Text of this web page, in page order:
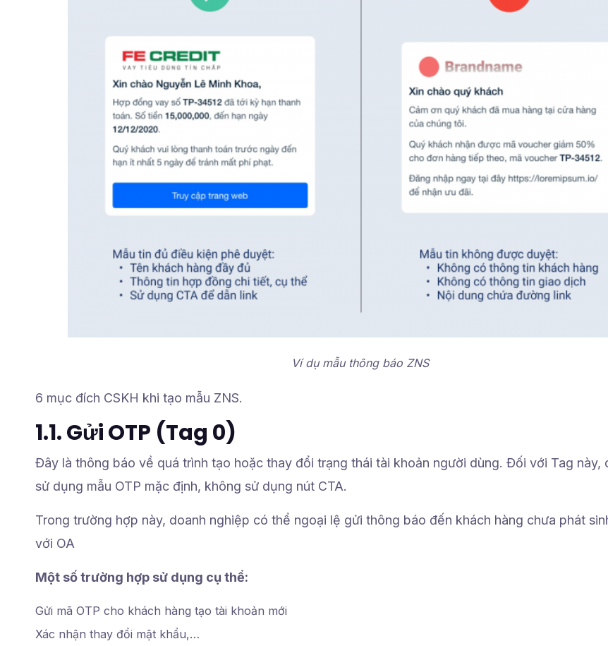
Ví dụ mẫu thông báo ZNS
6 mục đích CSKH khi tạo mẫu ZNS.
1.1. Gửi OTP (Tag 0)
Đây là thông báo về quá trình tạo hoặc thay đổi trạng thái tài khoản người dùng. Đối với Tag này,
sử dụng mẫu OTP mặc định, không sử dụng nút CTA.
Trong trường hợp này, doanh nghiệp có thể ngoại lệ gửi thông báo đến khách hàng chưa phát
với OA
Một số trường hợp sử dụng cụ thể:
Gửi mã OTP cho khách hàng tạo tài khoản mới
Xác nhận thay đổi mật khẩu,…